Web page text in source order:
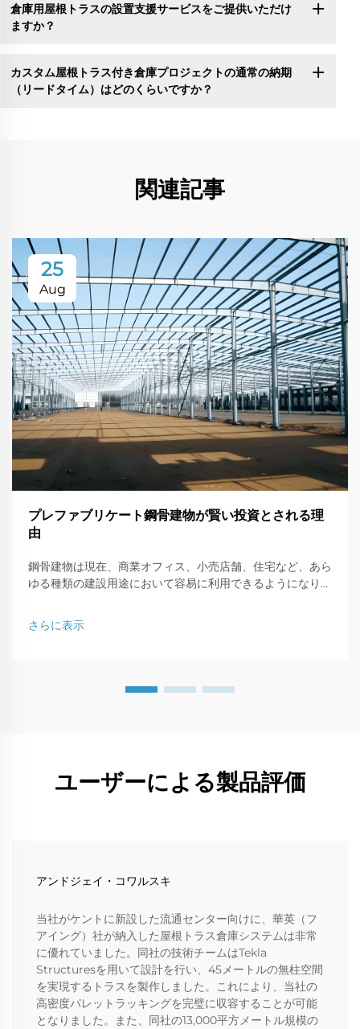
倉庫用屋根トラスの設置支援サービスをご提供いただけ
ますか？
カスタム屋根トラス付き倉庫プロジェクトの通常の納期
（リードタイム）はどのくらいですか？
関連記事
25
Aug
プレファブリケート鋼骨建物が賢い投資とされる理
由
鋼骨建物は現在、商業オフィス、小売店舗、住宅など、あら
ゆる種類の建設用途において容易に利用できるようになりま
ス投資なのか、その理由について説明します。
さらに表示
ユーザーによる製品評価
アンドジェイ・コワルスキ
当社がケントに新設した流通センター向けに、華英（フ
アイング）社が納入した屋根トラス倉庫システムは非常
に優れていました。同社の技術チームはTekla
Structuresを用いて設計を行い、45メートルの無柱空間
を実現するトラスを製作しました。これにより、当社の
高密度パレットラッキングを完璧に収容することが可能
となりました。また、同社の13,000平方メートル規模の